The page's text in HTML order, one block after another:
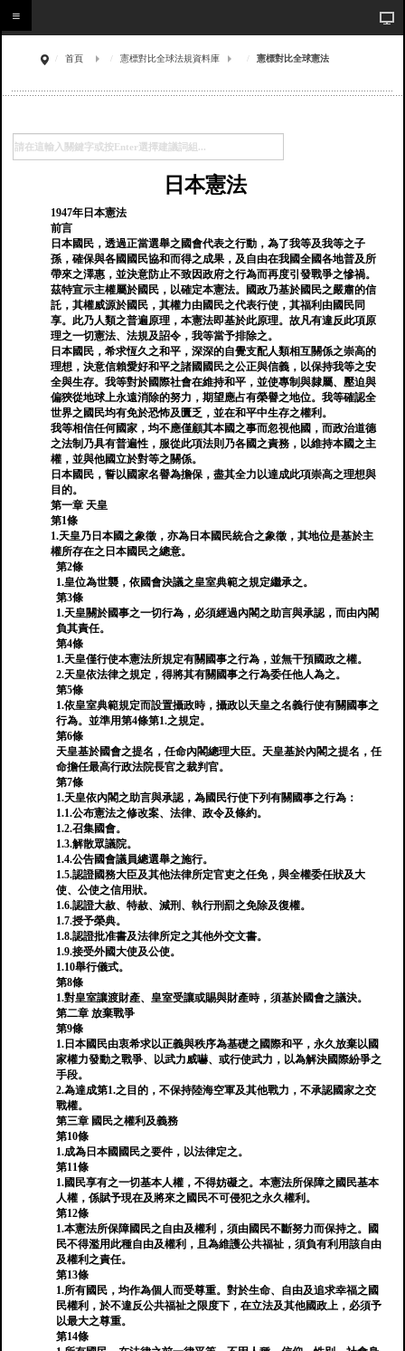
首頁 憲標對比全球法規資料庫 憲標對比全球憲法
日本憲法
1947年日本憲法
前言
日本國民，透過正當選舉之國會代表之行動，為了我等及我等之子
孫，確保與各國國民協和而得之成果，及自由在我國全國各地普及所
帶來之澤惠，並決意防止不致因政府之行為而再度引發戰爭之慘禍。
茲特宣示主權屬於國民，以確定本憲法。國政乃基於國民之嚴肅的信
託，其權威源於國民，其權力由國民之代表行使，其福利由國民同
享。此乃人類之普遍原理，本憲法即基於此原理。故凡有違反此項原
理之一切憲法、法規及詔令，我等當予排除之。
日本國民，希求恆久之和平，深深的自覺支配人類相互關係之崇高的
理想，決意信賴愛好和平之諸國國民之公正與信義，以保持我等之安
全與生存。我等對於國際社會在維持和平，並使專制與隸屬、壓迫與
偏狹從地球上永遠消除的努力，期望應占有榮譽之地位。我等確認全
世界之國民均有免於恐怖及匱乏，並在和平中生存之權利。
我等相信任何國家，均不應僅顧其本國之事而忽視他國，而政治道德
之法制乃具有普遍性，服從此項法則乃各國之責務，以維持本國之主
權，並與他國立於對等之關係。
日本國民，誓以國家名譽為擔保，盡其全力以達成此項崇高之理想與
目的。
第一章 天皇
第1條
1.天皇乃日本國之象徵，亦為日本國民統合之象徵，其地位是基於主
權所存在之日本國民之總意。
第2條
1.皇位為世襲，依國會決議之皇室典範之規定繼承之。
第3條
1.天皇關於國事之一切行為，必須經過內閣之助言與承認，而由內閣
負其責任。
第4條
1.天皇僅行使本憲法所規定有關國事之行為，並無干預國政之權。
2.天皇依法律之規定，得將其有關國事之行為委任他人為之。
第5條
1.依皇室典範規定而設置攝政時，攝政以天皇之名義行使有關國事之
行為。並準用第4條第1.之規定。
第6條
天皇基於國會之提名，任命內閣總理大臣。天皇基於內閣之提名，任
命擔任最高行政法院長官之裁判官。
第7條
1.天皇依內閣之助言與承認，為國民行使下列有關國事之行為：
1.1.公布憲法之修改案、法律、政令及條約。
1.2.召集國會。
1.3.解散眾議院。
1.4.公告國會議員總選舉之施行。
1.5.認證國務大臣及其他法律所定官吏之任免，與全權委任狀及大
使、公使之信用狀。
1.6.認證大赦、特赦、減刑、執行刑罰之免除及復權。
1.7.授予榮典。
1.8.認證批准書及法律所定之其他外交文書。
1.9.接受外國大使及公使。
1.10舉行儀式。
第8條
1.對皇室讓渡財產、皇室受讓或賜與財產時，須基於國會之議決。
第二章 放棄戰爭
第9條
1.日本國民由衷希求以正義與秩序為基礎之國際和平，永久放棄以國
家權力發動之戰爭、以武力威嚇、或行使武力，以為解決國際紛爭之
手段。
2.為達成第1.之目的，不保持陸海空軍及其他戰力，不承認國家之交
戰權。
第三章 國民之權利及義務
第10條
1.成為日本國國民之要件，以法律定之。
第11條
1.國民享有之一切基本人權，不得妨礙之。本憲法所保障之國民基本
人權，係賦予現在及將來之國民不可侵犯之永久權利。
第12條
1.本憲法所保障國民之自由及權利，須由國民不斷努力而保持之。國
民不得濫用此種自由及權利，且為維護公共福祉，須負有利用該自由
及權利之責任。
第13條
1.所有國民，均作為個人而受尊重。對於生命、自由及追求幸福之國
民權利，於不違反公共福祉之限度下，在立法及其他國政上，必須予
以最大之尊重。
第14條